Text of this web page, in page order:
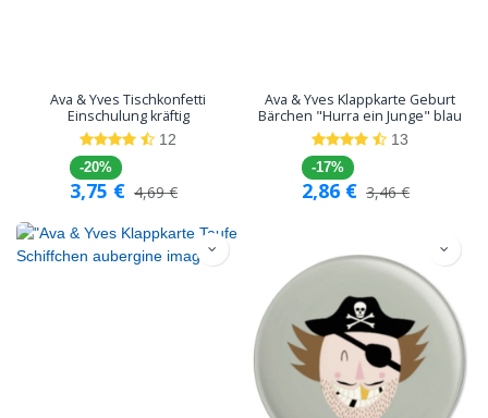
Ava & Yves Tischkonfetti
Einschulung kräftig
12
-20%
3,75 € 4,69€
Ava & Yves Klappkarte Geburt
Bärchen "Hurra ein Junge" blau
13
-17%
2,86 € 3,46€